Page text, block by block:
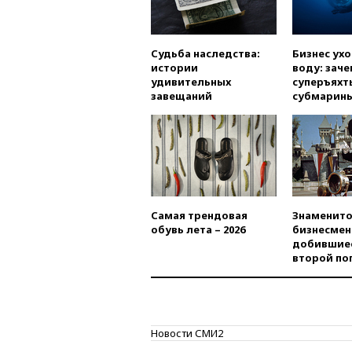
Судьба наследства:
истории
удивительных
завещаний
Бизнес
воду:
Самая трендовая
обувь лета – 2026
второй
Новости СМИ2